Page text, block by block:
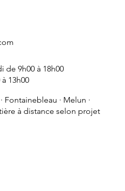
de 9h00 à 18h00
13h00
Fontainebleau · Melun ·
à distance selon projet